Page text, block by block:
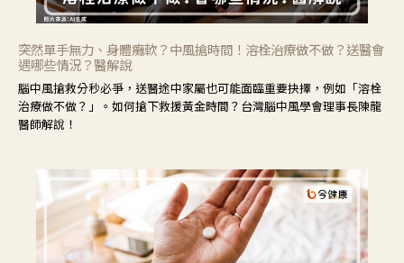
突然單手無力、身體癱軟？中風搶時間！溶栓治療做不做？送醫會
遇哪些情況？醫解說
腦中風搶救分秒必爭，送醫途中家屬也可能面臨重要抉擇，例如「溶栓
治療做不做？」。如何搶下救援黃金時間？台灣腦中風學會理事長陳龍
醫師解說！